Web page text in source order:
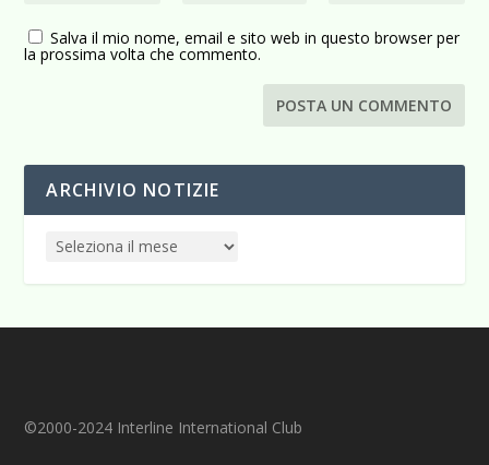
Salva il mio nome, email e sito web in questo browser per
la prossima volta che commento.
ARCHIVIO NOTIZIE
©2000-2024 Interline International Club